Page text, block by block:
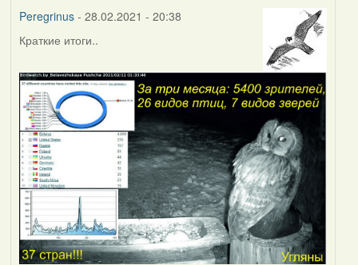
Peregrinus- 28.02.2021 - 20:38
Краткие итоги..